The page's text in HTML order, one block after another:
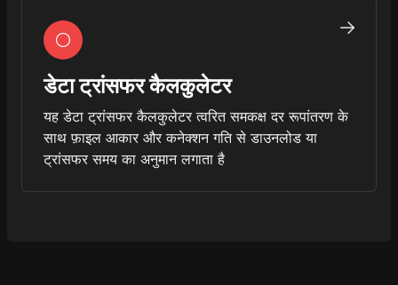
डेटा ट्रांसफर कैलकुलेटर
यह डेटा ट्रांसफर कैलकुलेटर त्वरित समकक्ष दर रूपांतरण के
साथ फ़ाइल आकार और कनेक्शन गति से डाउनलोड या
ट्रांसफर समय का अनुमान लगाता है